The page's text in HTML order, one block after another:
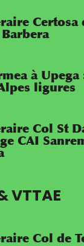
Certosa
à
ligures
Col St
CAI
VTTAE
Col de
Menton
situé au
pied du
Top, Bar,